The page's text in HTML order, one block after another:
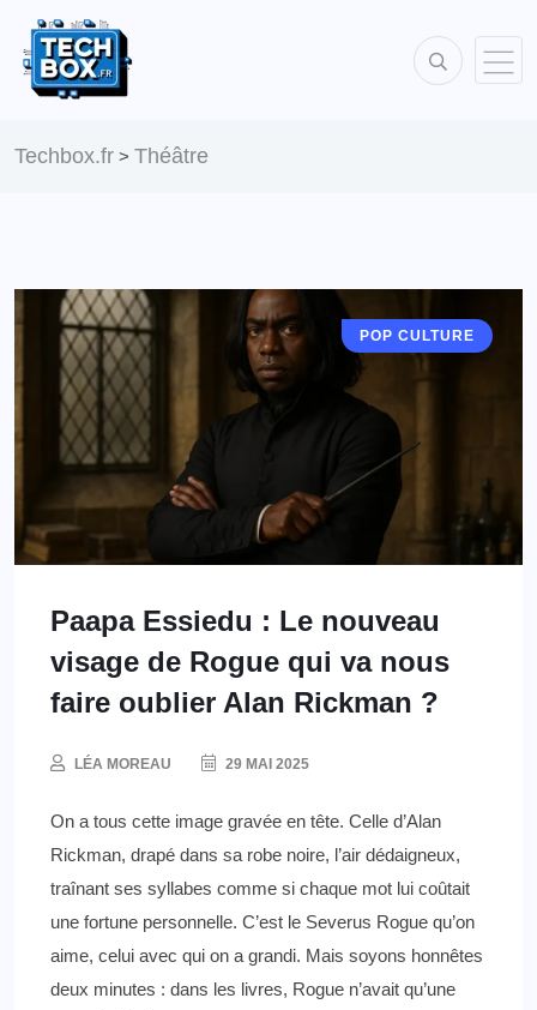
Techbox.fr > Théâtre
POP CULTURE
Paapa Essiedu : Le nouveau
visage de Rogue qui va nous
faire oublier Alan Rickman ?
LÉA MOREAU 29 MAI 2025
On a tous cette image gravée en tête. Celle d’Alan
Rickman, drapé dans sa robe noire, l’air dédaigneux,
traînant ses syllabes comme si chaque mot lui coûtait
une fortune personnelle. C’est le Severus Rogue qu’on
aime, celui avec qui on a grandi. Mais soyons honnêtes
deux minutes : dans les livres, Rogue n’avait qu’une